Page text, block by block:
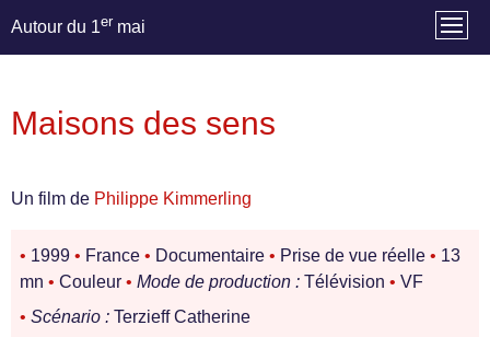
Autour du 1er mai
Maisons des sens
Un film de Philippe Kimmerling
• 1999 • France • Documentaire • Prise de vue réelle • 13
mn • Couleur • Mode de production : Télévision • VF
• Scénario : Terzieff Catherine